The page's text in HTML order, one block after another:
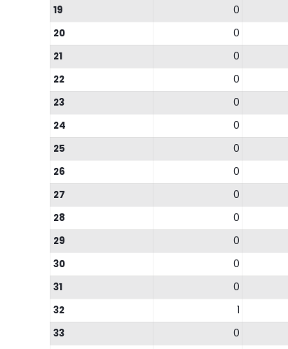
19
0
20
0
21
0
22
0
23
0
24
0
25
0
26
0
27
0
28
0
29
0
30
0
31
0
32
1
33
0